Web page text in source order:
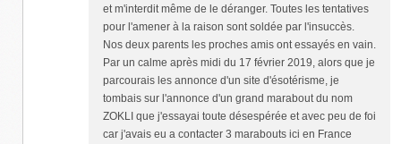
et m'interdit même de le déranger. Toutes les tentatives
pour l'amener à la raison sont soldée par l'insuccès.
Nos deux parents les proches amis ont essayés en vain.
Par un calme après midi du 17 février 2019, alors que je
parcourais les annonce d'un site d'ésotérisme, je
tombais sur l'annonce d'un grand marabout du nom
ZOKLI que j'essayai toute désespérée et avec peu de foi
car j'avais eu a contacter 3 marabouts ici en France